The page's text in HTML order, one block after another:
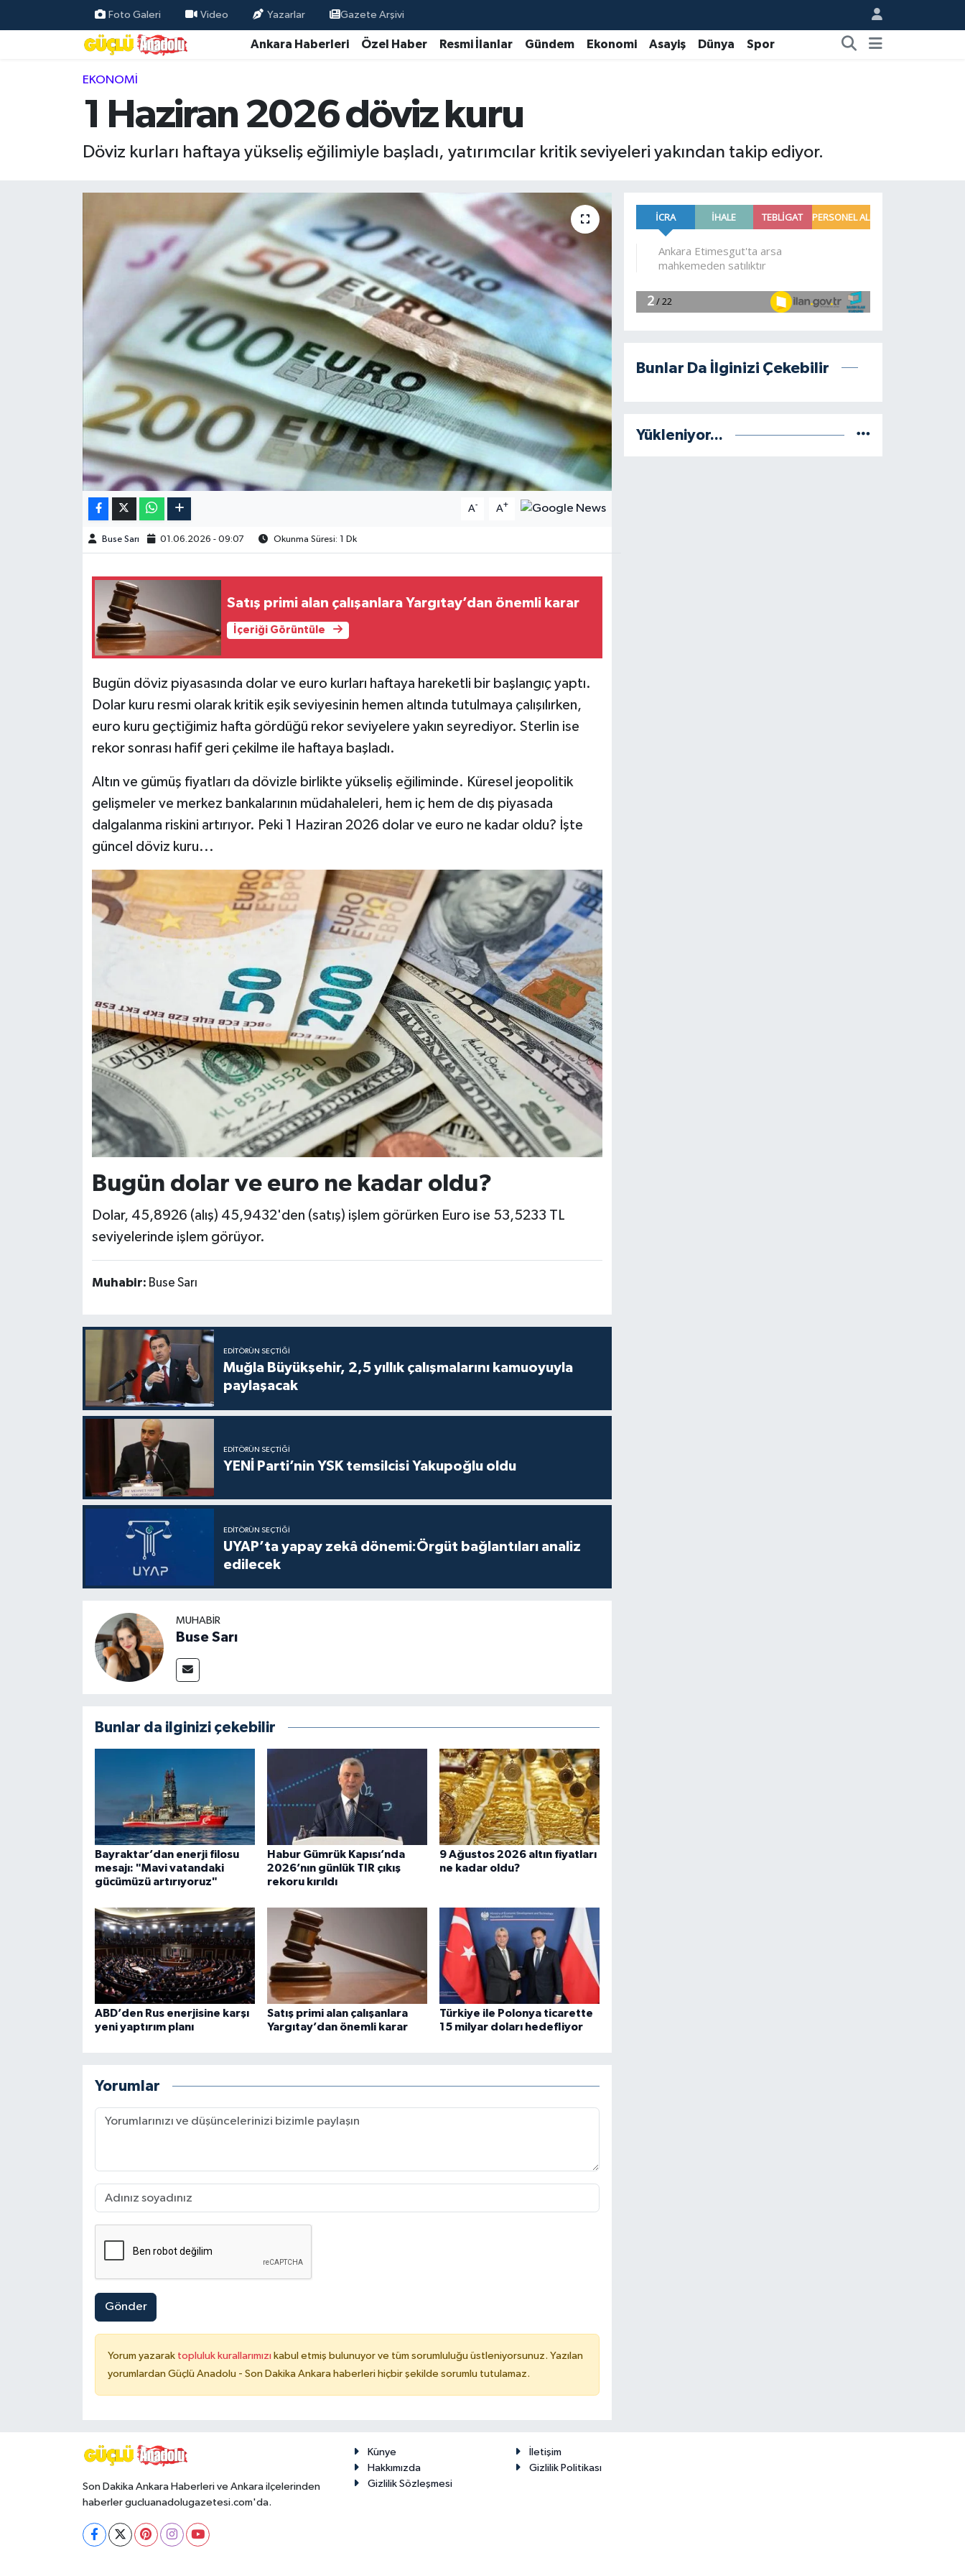
Foto Galeri Video Yazarlar Gazete Arşivi
Ankara Haberleri Özel Haber Resmi İlanlar Gündem Ekonomi Asayiş Dünya Spor
EKONOMI
1 Haziran 2026 döviz kuru
Döviz kurları haftaya yükseliş eğilimiyle başladı, yatırımcılar kritik seviyeleri yakından takip ediyor.
A- A+
Buse Sarı 01.06.2026 - 09:07 Okunma Süresi: 1 Dk
Satış primi alan çalışanlara Yargıtay’dan önemli karar
İçeriği Görüntüle
Bugün döviz piyasasında dolar ve euro kurları haftaya hareketli bir başlangıç yaptı.
Dolar kuru resmi olarak kritik eşik seviyesinin hemen altında tutulmaya çalışılırken,
euro kuru geçtiğimiz hafta gördüğü rekor seviyelere yakın seyrediyor. Sterlin ise
rekor sonrası hafif geri çekilme ile haftaya başladı.
Altın ve gümüş fiyatları da dövizle birlikte yükseliş eğiliminde. Küresel jeopolitik
gelişmeler ve merkez bankalarının müdahaleleri, hem iç hem de dış piyasada
dalgalanma riskini artırıyor. Peki 1 Haziran 2026 dolar ve euro ne kadar oldu? İşte
güncel döviz kuru...
Bugün dolar ve euro ne kadar oldu?
Dolar, 45,8926 (alış) 45,9432'den (satış) işlem görürken Euro ise 53,5233 TL
seviyelerinde işlem görüyor.
Muhabir: Buse Sarı
EDITÖRÜN SEÇTIĞI
Muğla Büyükşehir, 2,5 yıllık çalışmalarını kamuoyuyla
paylaşacak
EDITÖRÜN SEÇTIĞI
YENİ Parti’nin YSK temsilcisi Yakupoğlu oldu
EDITÖRÜN SEÇTIĞI
UYAP’ta yapay zekâ dönemi:Örgüt bağlantıları analiz
edilecek
MUHABIR
Buse Sarı
Bunlar da ilginizi çekebilir
Bayraktar’dan enerji filosu
mesajı: "Mavi vatandaki
gücümüzü artırıyoruz"
Habur Gümrük Kapısı’nda
2026’nın günlük TIR çıkış
rekoru kırıldı
9 Ağustos 2026 altın fiyatları
ne kadar oldu?
ABD’den Rus enerjisine karşı
yeni yaptırım planı
Satış primi alan çalışanlara
Yargıtay’dan önemli karar
Türkiye ile Polonya ticarette
15 milyar doları hedefliyor
Yorumlar
Gönder
Yorum yazarak topluluk kurallarımızı kabul etmiş bulunuyor ve tüm sorumluluğu üstleniyorsunuz. Yazılan
yorumlardan Güçlü Anadolu - Son Dakika Ankara haberleri hiçbir şekilde sorumlu tutulamaz.
Bunlar Da İlginizi Çekebilir
Yükleniyor...
Son Dakika Ankara Haberleri ve Ankara ilçelerinden
haberler gucluanadolugazetesi.com'da.
Künye
İletişim
Hakkımızda
Gizlilik Politikası
Gizlilik Sözleşmesi
Özel Haber
Resmi İlanlar
Magazin
Burç Yorumları
Hava Durumu
Kültür Sanat
Televizyon
Yaşam-Çevre